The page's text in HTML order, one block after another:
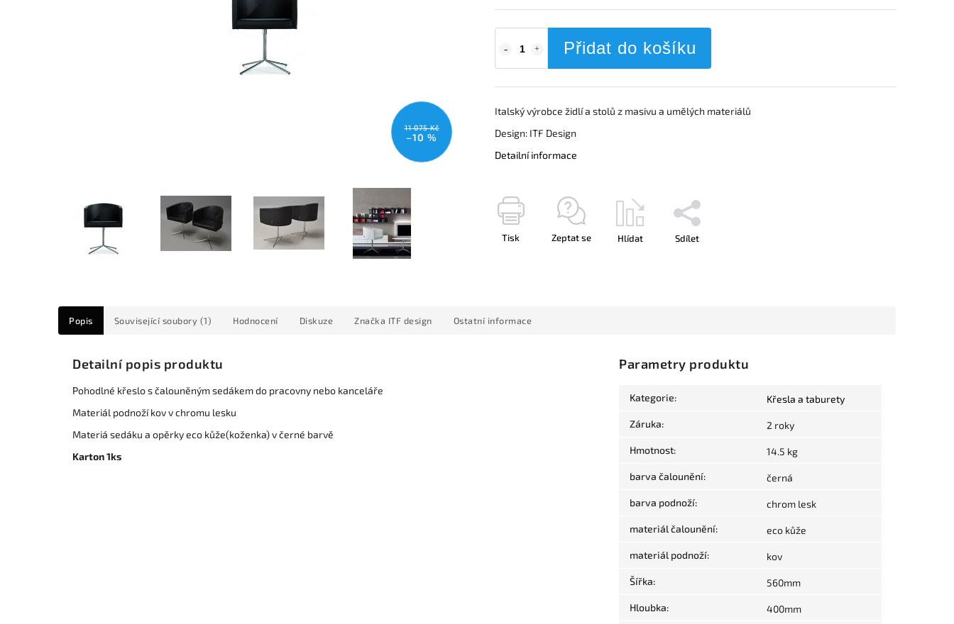
11 075 Kč
–10 %
Přidat do košíku
Italský výrobce židlí a stolů z masivu a umělých materiálů
Design: ITF Design
Detailní informace
Tisk Zeptat se Hlídat Sdílet
Popis Související soubory (1) Hodnocení Diskuze Značka ITF design Ostatní informace
Detailní popis produktu
Pohodlné křeslo s čalouněným sedákem do pracovny nebo kanceláře
Materiál podnoží kov v chromu lesku
Materiá sedáku a opěrky eco kůže(koženka) v černé barvě
Karton 1ks
Parametry produktu
Kategorie: Křesla a taburety
Záruka: 2 roky
Hmotnost: 14.5 kg
barva čalounění: černá
barva podnoží: chrom lesk
materiál čalounění: eco kůže
materiál podnoží: kov
Šířka: 560mm
Hloubka: 400mm